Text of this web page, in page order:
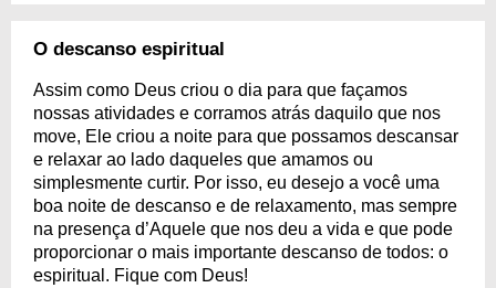
O descanso espiritual
Assim como Deus criou o dia para que façamos
nossas atividades e corramos atrás daquilo que nos
move, Ele criou a noite para que possamos descansar
e relaxar ao lado daqueles que amamos ou
simplesmente curtir. Por isso, eu desejo a você uma
boa noite de descanso e de relaxamento, mas sempre
na presença d’Aquele que nos deu a vida e que pode
proporcionar o mais importante descanso de todos: o
espiritual. Fique com Deus!